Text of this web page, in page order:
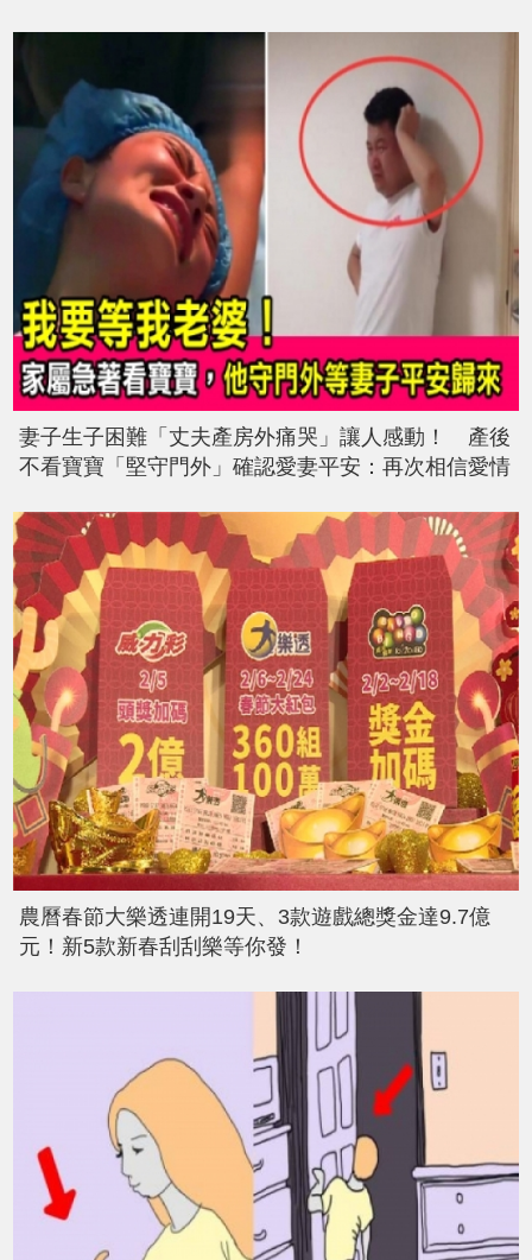
妻子生子困難「丈夫產房外痛哭」讓人感動！ 產後
不看寶寶「堅守門外」確認愛妻平安：再次相信愛情
農曆春節大樂透連開19天、3款遊戲總獎金達9.7億
元！新5款新春刮刮樂等你發！